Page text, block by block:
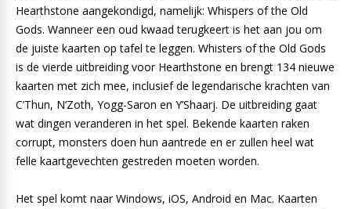
Hearthstone aangekondigd, namelijk: Whispers of the Old
Gods. Wanneer een oud kwaad terugkeert is het aan jou om
de juiste kaarten op tafel te leggen. Whisters of the Old Gods
is de vierde uitbreiding voor Hearthstone en brengt 134 nieuwe
kaarten met zich mee, inclusief de legendarische krachten van
C’Thun, N’Zoth, Yogg-Saron en Y’Shaarj. De uitbreiding gaat
wat dingen veranderen in het spel. Bekende kaarten raken
corrupt, monsters doen hun aantrede en er zullen heel wat
felle kaartgevechten gestreden moeten worden.
Het spel komt naar Windows, iOS, Android en Mac. Kaarten